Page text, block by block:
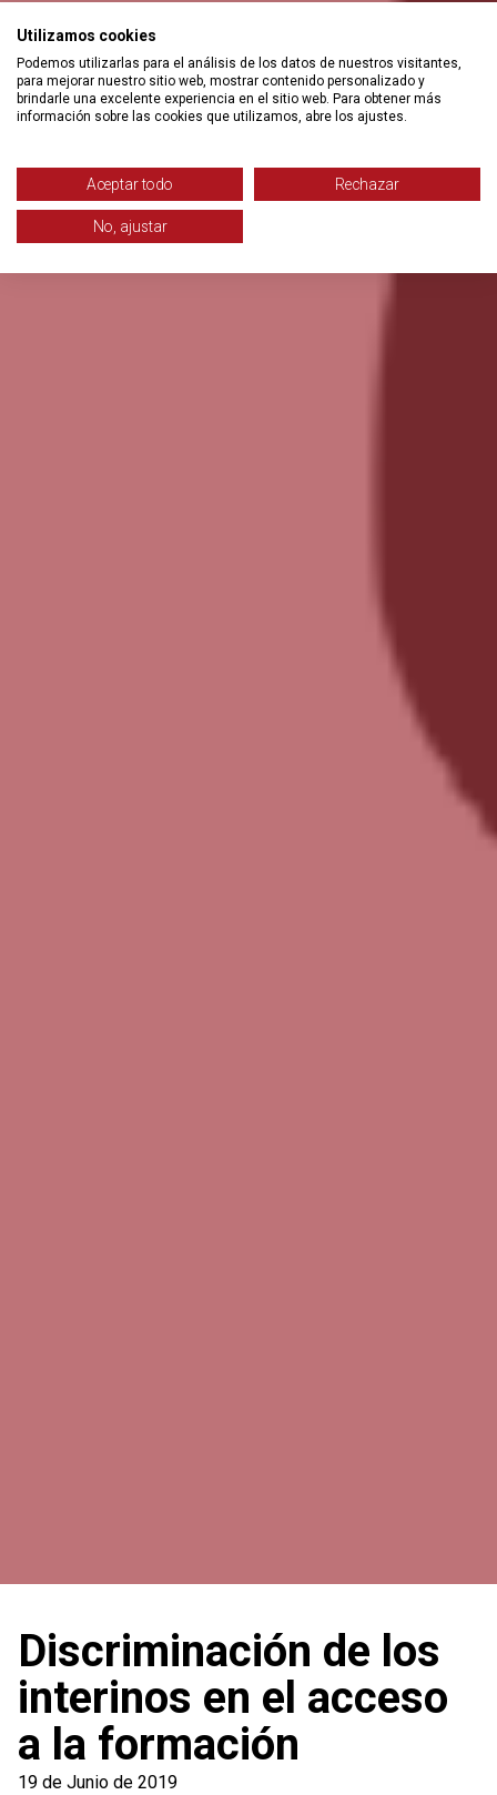
Discriminación de los
interinos en el acceso
a la formación
19 de Junio de 2019
Utilizamos cookies
Podemos utilizarlas para el análisis de los datos de nuestros visitantes,
para mejorar nuestro sitio web, mostrar contenido personalizado y
brindarle una excelente experiencia en el sitio web. Para obtener más
información sobre las cookies que utilizamos, abre los ajustes.
Aceptar todo Rechazar
No, ajustar